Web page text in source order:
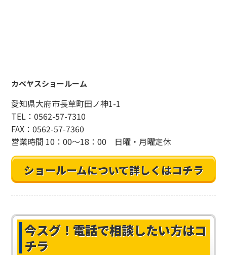
カベヤスショールーム
愛知県大府市長草町田ノ神1-1
TEL：0562-57-7310
FAX：0562-57-7360
営業時間 10：00～18：00 日曜・月曜定休
ショールームについて詳しくはコチラ
今スグ！ 電話で相談したい方はコ
チラ